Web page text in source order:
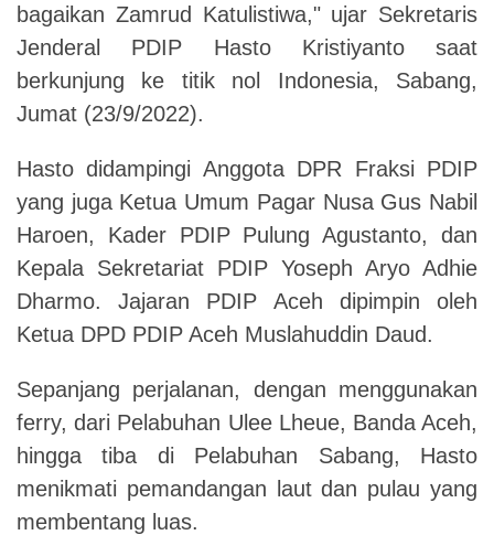
bagaikan Zamrud Katulistiwa," ujar Sekretaris
Jenderal PDIP Hasto Kristiyanto saat
berkunjung ke titik nol Indonesia, Sabang,
Jumat (23/9/2022).
Hasto didampingi Anggota DPR Fraksi PDIP
yang juga Ketua Umum Pagar Nusa Gus Nabil
Haroen, Kader PDIP Pulung Agustanto, dan
Kepala Sekretariat PDIP Yoseph Aryo Adhie
Dharmo. Jajaran PDIP Aceh dipimpin oleh
Ketua DPD PDIP Aceh Muslahuddin Daud.
Sepanjang perjalanan, dengan menggunakan
ferry, dari Pelabuhan Ulee Lheue, Banda Aceh,
hingga tiba di Pelabuhan Sabang, Hasto
menikmati pemandangan laut dan pulau yang
membentang luas.